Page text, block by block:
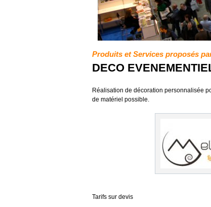
Produits et Services proposés
DECO
Réalisation de décoration personnalisée
de matériel possible.
Tarifs sur devis